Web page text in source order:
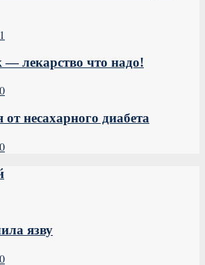
1
лекарство что надо!
0
несахарного диабета
0
язву
0